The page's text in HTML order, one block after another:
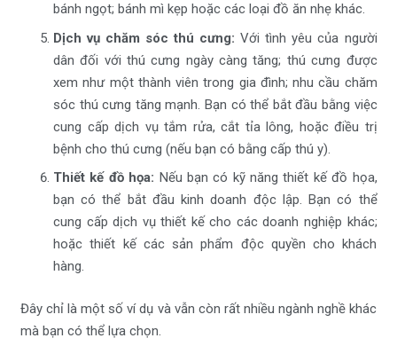
bánh ngọt; bánh mì kẹp hoặc các loại đồ ăn nhẹ khác.
Dịch vụ chăm sóc thú cưng: Với tình yêu của người
dân đối với thú cưng ngày càng tăng; thú cưng được
xem như một thành viên trong gia đình; nhu cầu chăm
sóc thú cưng tăng mạnh. Bạn có thể bắt đầu bằng việc
cung cấp dịch vụ tắm rửa, cắt tỉa lông, hoặc điều trị
bệnh cho thú cưng (nếu bạn có bằng cấp thú y).
Thiết kế đồ họa: Nếu bạn có kỹ năng thiết kế đồ họa,
bạn có thể bắt đầu kinh doanh độc lập. Bạn có thể
cung cấp dịch vụ thiết kế cho các doanh nghiệp khác;
hoặc thiết kế các sản phẩm độc quyền cho khách
hàng.
Đây chỉ là một số ví dụ và vẫn còn rất nhiều ngành nghề khác
mà bạn có thể lựa chọn.